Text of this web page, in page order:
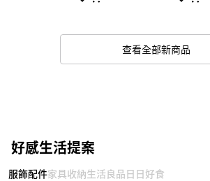
查看全部新商品
好感生活提案
服飾配件家具收納生活良品日日好食